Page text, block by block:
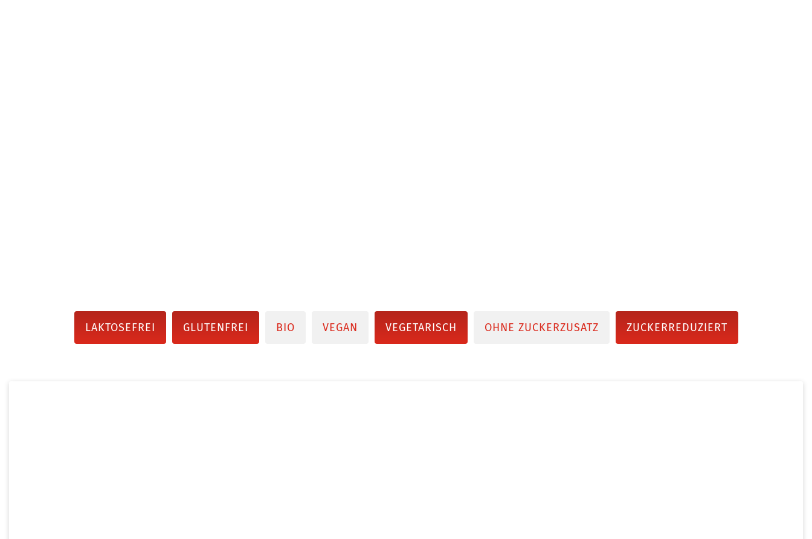
LAKTOSEFREI GLUTENFREI BIO VEGAN VEGETARISCH OHNE ZUCKERZUSATZ ZUCKERREDUZIERT